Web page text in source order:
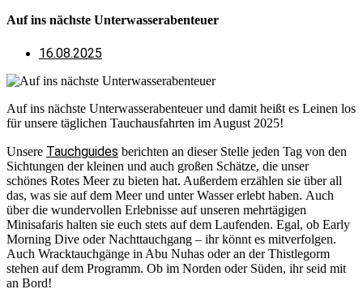
Auf ins nächste Unterwasserabenteuer
16.08.2025
Auf ins nächste Unterwasserabenteuer und damit heißt es Leinen los
für unsere täglichen Tauchausfahrten im August 2025!
Unsere Tauchguides berichten an dieser Stelle jeden Tag von den
Sichtungen der kleinen und auch großen Schätze, die unser
schönes Rotes Meer zu bieten hat. Außerdem erzählen sie über all
das, was sie auf dem Meer und unter Wasser erlebt haben. Auch
über die wundervollen Erlebnisse auf unseren mehrtägigen
Minisafaris halten sie euch stets auf dem Laufenden. Egal, ob Early
Morning Dive oder Nachttauchgang – ihr könnt es mitverfolgen.
Auch Wracktauchgänge in Abu Nuhas oder an der Thistlegorm
stehen auf dem Programm. Ob im Norden oder Süden, ihr seid mit
an Bord!